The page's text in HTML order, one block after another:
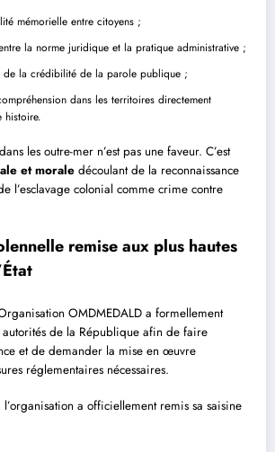
mémorielle entre citoyens ;
la norme juridique et la pratique administrative ;
de la crédibilité de la parole publique ;
dans les territoires directement
histoire.
les outre-mer n’est pas une faveur. C’est
et morale découlant de la reconnaissance
l’esclavage colonial comme crime contre
remise aux plus hautes
OMDMEDALD a formellement
autorités de la République afin de faire
et de demander la mise en œuvre
réglementaires nécessaires.
l’organisation a officiellement remis sa saisine